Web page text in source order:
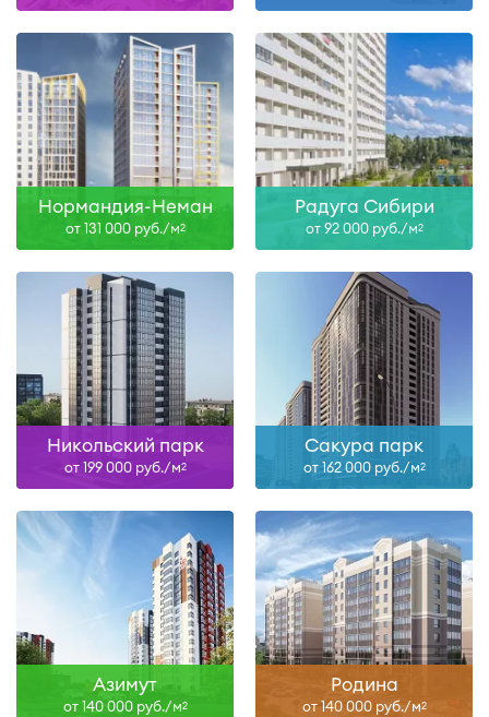
Нормандия-Неман
от 131 000 руб./м2
Радуга Сибири
от 92 000 руб./м2
Никольский парк
от 199 000 руб./м2
Сакура парк
от 162 000 руб./м2
Азимут
от 140 000 руб./м2
Родина
от 140 000 руб./м2